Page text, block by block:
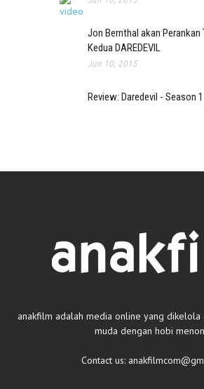
Jon Bernthal akan Perankan
Kedua DAREDEVIL
Jun 10, 2015
Review: Daredevil - Season 1
anakfilm adalah media online yang dikelola
muda dengan hobi
Contact us: